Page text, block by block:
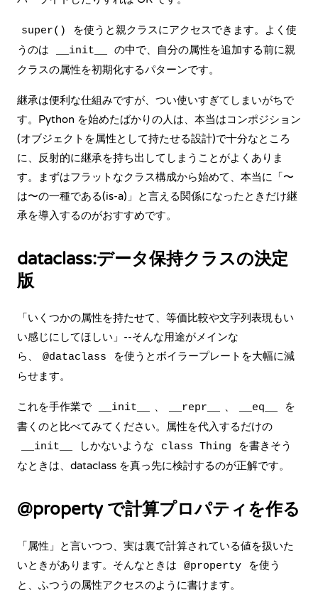
super()
を使うと親クラスにアクセスできます。よく使
うのは
__init__
の中で、自分の属性を追加する前に親
クラスの属性を初期化するパターンです。
継承は便利な仕組みですが、つい使いすぎてしまいがちで
す。Python を始めたばかりの人は、本当はコンポジション
(オブジェクトを属性として持たせる設計)で十分なところ
に、反射的に継承を持ち出してしまうことがよくありま
す。まずはフラットなクラス構成から始めて、本当に「〜
は〜の一種である(is-a)」と言える関係になったときだけ継
承を導入するのがおすすめです。
dataclass:データ保持クラスの決定
版
「いくつかの属性を持たせて、等価比較や文字列表現もい
い感じにしてほしい」--そんな用途がメインな
ら、
@dataclass
を使うとボイラープレートを大幅に減
らせます。
これを手作業で __init__ 、 __repr__ 、 __eq__
を
書くのと比べてみてください。属性を代入するだけの
__init__ しかないような class Thing
を書きそう
なときは、dataclass を真っ先に検討するのが正解です。
@property で計算プロパティを作る
「属性」と言いつつ、実は裏で計算されている値を扱いた
いときがあります。そんなときは
@property
を使う
と、ふつうの属性アクセスのように書けます。